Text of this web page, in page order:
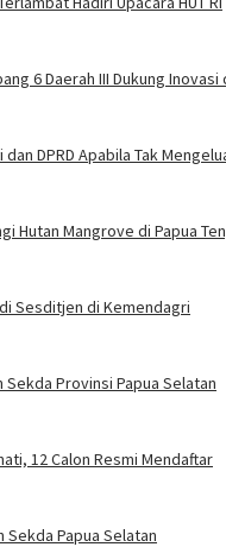
6 Daerah III Dukung
DPRD Apabila Tak
Hutan Mangrove di Papua
Sesditjen di Kemendagri
Provinsi Papua Selatan
12 Calon Resmi Mendaftar
Sekda Papua Selatan